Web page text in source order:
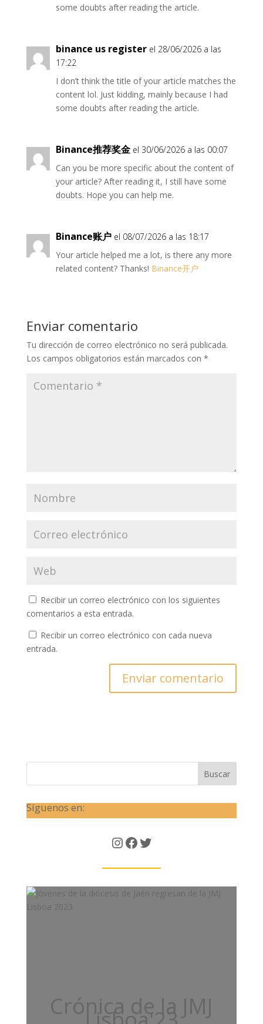
some doubts after reading the article.
binance us register el 28/06/2026 a las
17:22
I don’t think the title of your article matches the
content lol. Just kidding, mainly because I had
some doubts after reading the article.
Binance推荐奖金 el 30/06/2026 a las 00:07
Can you be more specific about the content of
your article? After reading it, I still have some
doubts. Hope you can help me.
Binance账户 el 08/07/2026 a las 18:17
Your article helped me a lot, is there any more
related content? Thanks! Binance开户
Enviar comentario
Tu dirección de correo electrónico no será publicada.
Los campos obligatorios están marcados con *
Recibir un correo electrónico con los siguientes
comentarios a esta entrada.
Recibir un correo electrónico con cada nueva
entrada.
Buscar
Síguenos en:
Instagram
Facebook
Twitter
Crónica de la JMJ